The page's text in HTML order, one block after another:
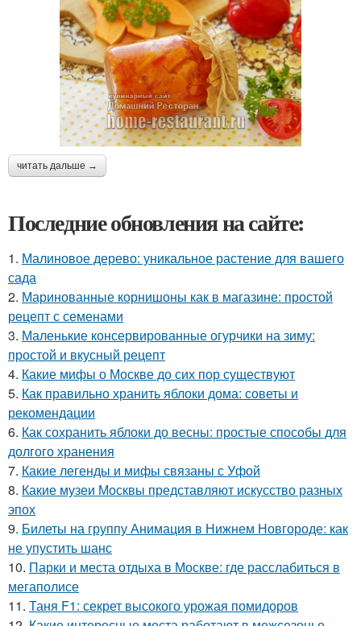
читать дальше →
Последние обновления на сайте:
1. Малиновое дерево: уникальное растение для вашего
сада
2. Маринованные корнишоны как в магазине: простой
рецепт с семенами
3. Маленькие консервированные огурчики на зиму:
простой и вкусный рецепт
4. Какие мифы о Москве до сих пор существуют
5. Как правильно хранить яблоки дома: советы и
рекомендации
6. Как сохранить яблоки до весны: простые способы для
долгого хранения
7. Какие легенды и мифы связаны с Уфой
8. Какие музеи Москвы представляют искусство разных
эпох
9. Билеты на группу Анимация в Нижнем Новгороде: как
не упустить шанс
10. Парки и места отдыха в Москве: где расслабиться в
мегаполисе
11. Таня F1: секрет высокого урожая помидоров